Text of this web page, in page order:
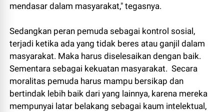
mendasar dalam masyarakat," tegasnya.
Sedangkan peran pemuda sebagai kontrol sosial,
terjadi ketika ada yang tidak beres atau ganjil dalam
masyarakat. Maka harus diselesaikan dengan baik.
Sementara sebagai kekuatan masyarakat. Secara
moralitas pemuda harus mampu bersikap dan
bertindak lebih baik dari yang lainnya, karena mereka
mempunyai latar belakang sebagai kaum intelektual,